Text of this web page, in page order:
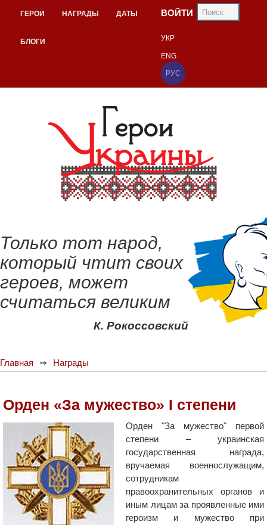
ГЕРОИ НАГРАДЫ ДАТЫ
БЛОГИ
ВОЙТИ
УКР
ENG
РУС
Только тот народ,
который чтит своих
героев, может
считаться великим
К. Рокоссовский
Главная Награды
Орден «За мужество» I степени
Орден "За мужество" первой
степени – украинская
государственная награда,
вручаемая военнослужащим,
сотрудникам
правоохранительных органов и
иным лицам за проявленные ими
героизм и мужество при